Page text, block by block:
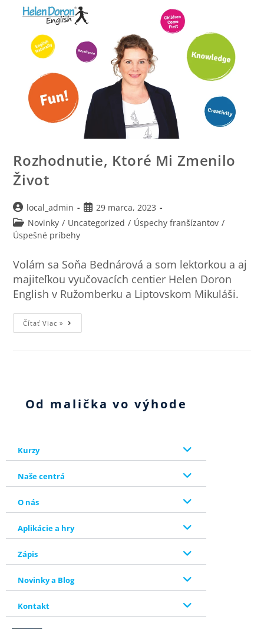
Rozhodnutie, Ktoré Mi Zmenilo
Život
local_admin
29 marca, 2023
Novinky / Uncategorized / Úspechy franšízantov /
Úspešné príbehy
Volám sa Soňa Bednárová a som lektorkou a aj
majiteľkou vyučovacích centier Helen Doron
English v Ružomberku a Liptovskom Mikuláši.
Čítať Viac »
Od malička vo výhode
Kurzy
Naše centrá
O nás
Aplikácie a hry
Zápis
Novinky a Blog
Kontakt